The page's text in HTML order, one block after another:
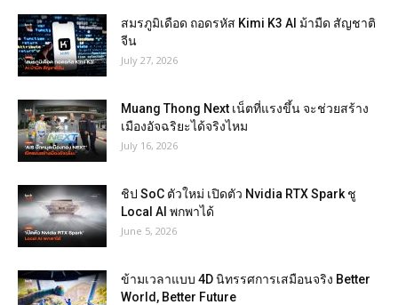
สมรภูมิเดือด ถอดรหัส Kimi K3 AI ม้ามืด สัญชาติ
จีน
July 27, 2026
Muang Thong Next เน็ตที่แรงขึ้น จะช่วยสร้าง
เมืองอัจฉริยะได้จริงไหม
July 16, 2026
ชิป SoC ตัวใหม่ เปิดตัว Nvidia RTX Spark ชู
Local AI พกพาได้
June 5, 2026
ข้ามเวลาแบบ 4D นิทรรศการเสมือนจริง Better
World, Better Future